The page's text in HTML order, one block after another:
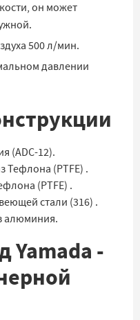
он может
500 л/мин.
давлении
(ADC-12).
(PTFE) .
(PTFE) .
стали (316) .
алюминия.
Yamada -